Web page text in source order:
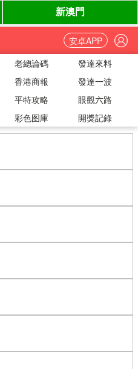
安卓APP
老總論碼
發達來料
香港商報
發達一波
平特攻略
眼觀六路
彩色图庫 開獎記錄